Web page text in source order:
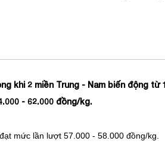
khi 2 miền Trung - Nam biến động
- 62.000 đồng/kg.
mức lần lượt 57.000 - 58.000 đồng/kg.